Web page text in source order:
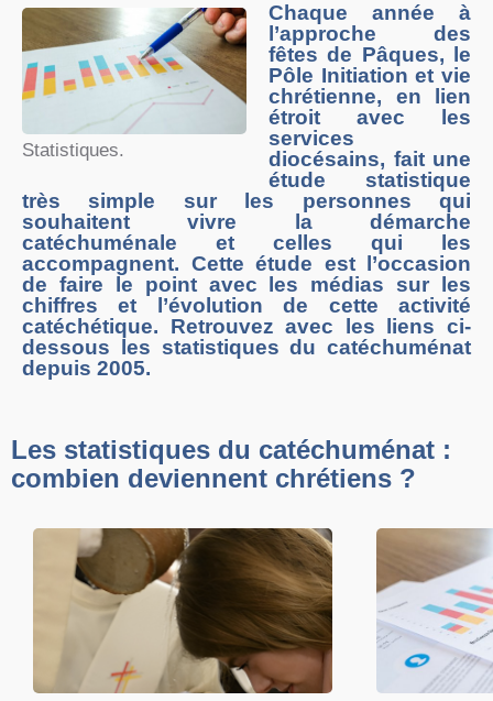
Statistiques.
Chaque année à
l’approche des
fêtes de Pâques, le
Pôle Initiation et vie
chrétienne, en lien
étroit avec les
services
diocésains, fait une
étude statistique
très simple sur les personnes qui
souhaitent vivre la démarche
catéchuménale et celles qui les
accompagnent. Cette étude est l’occasion
de faire le point avec les médias sur les
chiffres et l’évolution de cette activité
catéchétique. Retrouvez avec les liens ci-
dessous les statistiques du catéchuménat
depuis 2005.
Les statistiques du catéchuménat :
combien deviennent chrétiens ?